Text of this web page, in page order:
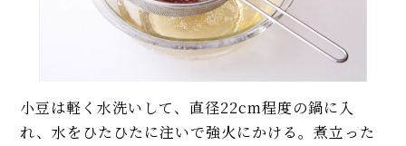
小豆は軽く水洗いして、直径22cm程度の鍋に入
れ、水をひたひたに注いで強火にかける。煮立った